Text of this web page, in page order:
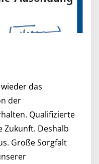
das
der
Qualifizierte
Zukunft. Deshalb
Große Sorgfalt